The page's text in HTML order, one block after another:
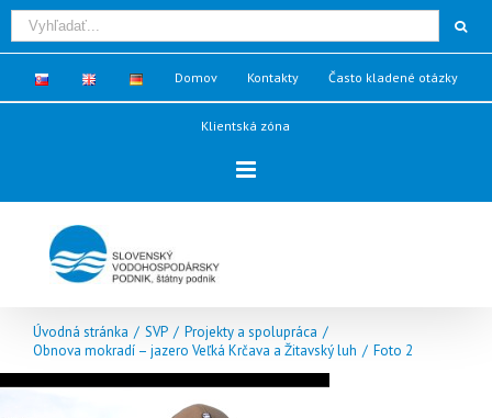
Domov Kontakty Často kladené otázky
Klientská zóna
Úvodná stránka / SVP / Projekty a spolupráca /
Obnova mokradí – jazero Veľká Krčava a Žitavský luh / Foto 2